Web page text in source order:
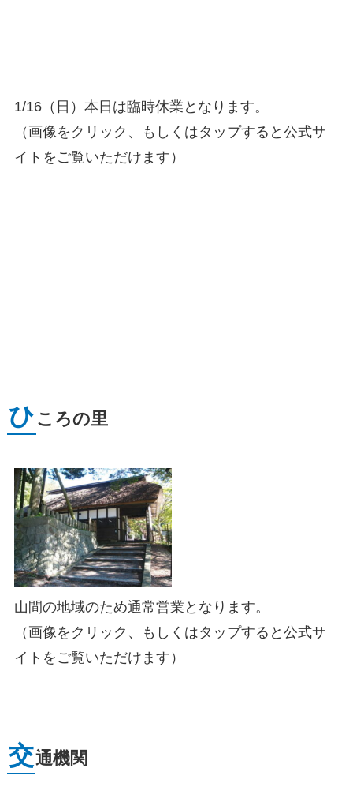
1/16（日）本日は臨時休業となります。
（画像をクリック、もしくはタップすると公式サ
イトをご覧いただけます）
ひ ころの里
山間の地域のため通常営業となります。
（画像をクリック、もしくはタップすると公式サ
イトをご覧いただけます）
交通機関